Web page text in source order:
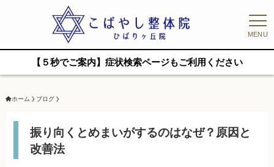
MENU
【５秒でご案内】症状検索ページもご利用ください
ホーム ブログ
振り向くとめまいがするのはなぜ？原因と
改善法